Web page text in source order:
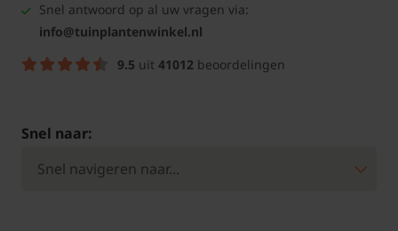
Snel antwoord op al uw vragen via:
info@tuinplantenwinkel.nl
9.5 uit 41012 beoordelingen
Snel naar: